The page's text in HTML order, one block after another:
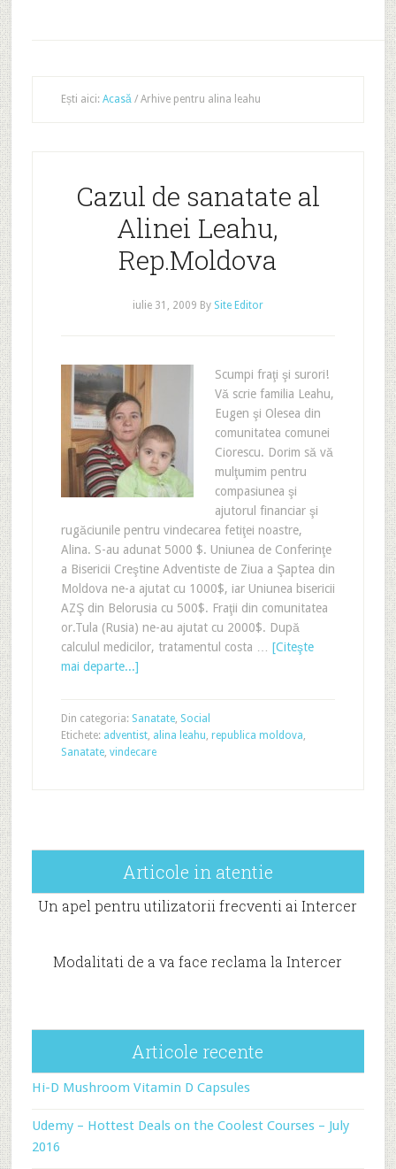
Ești aici: Acasă /Arhive pentru alina leahu
Cazul de sanatate al
Alinei Leahu,
Rep.Moldova
iulie 31, 2009 By Site Editor
Scumpi fraţi şi surori!
Vă scrie familia Leahu,
Eugen şi Olesea din
comunitatea comunei
Ciorescu. Dorim să vă
mulţumim pentru
compasiunea şi
ajutorul financiar şi
rugăciunile pentru vindecarea fetiţei noastre,
Alina. S-au adunat 5000 $. Uniunea de Conferinţe
a Bisericii Creştine Adventiste de Ziua a Şaptea din
Moldova ne-a ajutat cu 1000$, iar Uniunea bisericii
AZŞ din Belorusia cu 500$. Fraţii din comunitatea
or.Tula (Rusia) ne-au ajutat cu 2000$. După
calculul medicilor, tratamentul costa … [Citeşte
mai departe...]
Din categoria: Sanatate, Social
Etichete: adventist, alina leahu, republica moldova,
Sanatate, vindecare
Articole in atentie
Un apel pentru utilizatorii frecventi ai Intercer
Modalitati de a va face reclama la Intercer
Articole recente
Hi-D Mushroom Vitamin D Capsules
Udemy – Hottest Deals on the Coolest Courses – July
2016